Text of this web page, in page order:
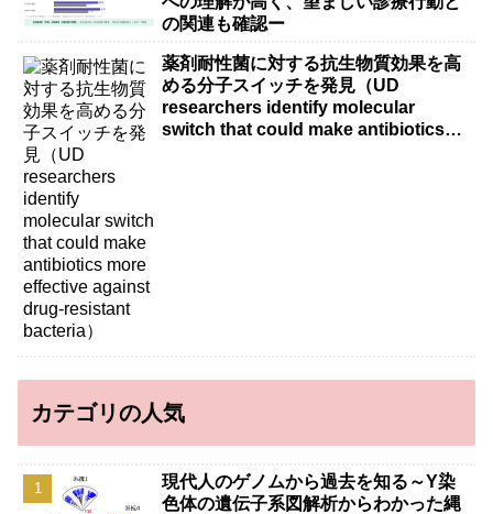
の関連も確認ー
薬剤耐性菌に対する抗生物質効果を高
める分子スイッチを発見（UD
researchers identify molecular
switch that could make antibiotics
カテゴリの人気
現代人のゲノムから過去を知る～Y染
色体の遺伝子系図解析からわかった縄